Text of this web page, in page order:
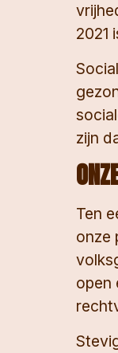
2021
zijn
Ten
onze
open